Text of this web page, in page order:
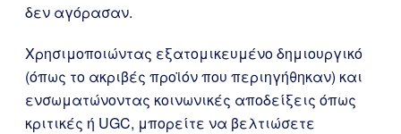
δεν αγόρασαν.
Χρησιμοποιώντας εξατομικευμένο δημιουργικό
(όπως το ακριβές προϊόν που περιηγήθηκαν) και
ενσωματώνοντας κοινωνικές αποδείξεις όπως
κριτικές ή UGC, μπορείτε να βελτιώσετε